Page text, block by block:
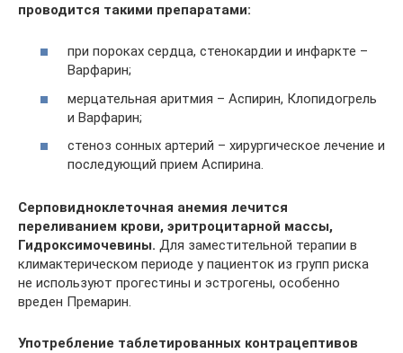
проводится такими препаратами:
при пороках сердца, стенокардии и инфаркте –
Варфарин;
мерцательная аритмия – Аспирин, Клопидогрель
и Варфарин;
стеноз сонных артерий – хирургическое лечение и
последующий прием Аспирина.
Серповидноклеточная анемия лечится
переливанием крови, эритроцитарной массы,
Гидроксимочевины. Для заместительной терапии в
климактерическом периоде у пациенток из групп риска
не используют прогестины и эстрогены, особенно
вреден Премарин.
Употребление таблетированных контрацептивов